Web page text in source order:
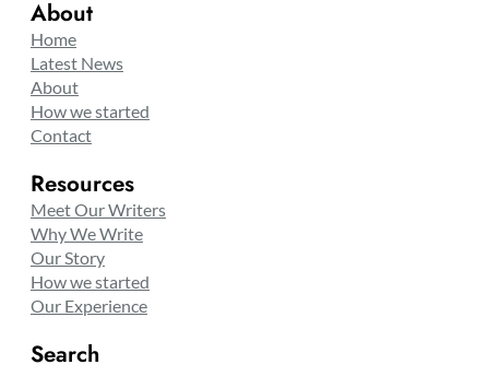
About
Home
Latest News
About
How we started
Contact
Resources
Meet Our Writers
Why We Write
Our Story
How we started
Our Experience
Search